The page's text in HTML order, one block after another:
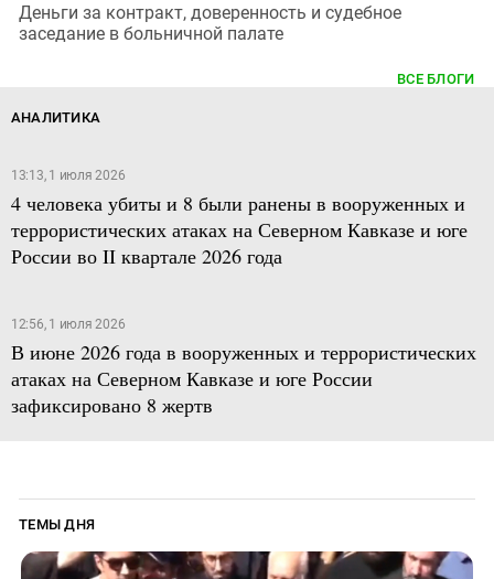
Деньги за контракт, доверенность и судебное
заседание в больничной палате
ВСЕ БЛОГИ
АНАЛИТИКА
13:13, 1 июля 2026
4 человека убиты и 8 были ранены в вооруженных и
террористических атаках на Северном Кавказе и юге
России во II квартале 2026 года
12:56, 1 июля 2026
В июне 2026 года в вооруженных и террористических
атаках на Северном Кавказе и юге России
зафиксировано 8 жертв
ТЕМЫ ДНЯ